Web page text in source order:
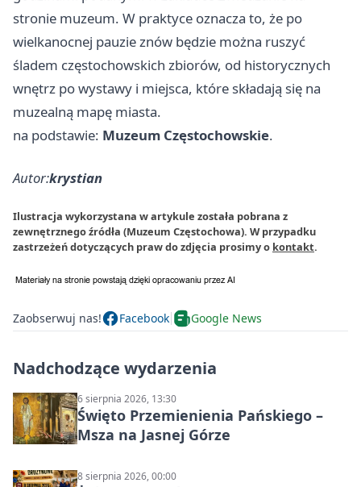
stronie muzeum. W praktyce oznacza to, że po
wielkanocnej pauzie znów będzie można ruszyć
śladem częstochowskich zbiorów, od historycznych
wnętrz po wystawy i miejsca, które składają się na
muzealną mapę miasta.
na podstawie: Muzeum Częstochowskie.
Autor:krystian
Ilustracja wykorzystana w artykule została pobrana z
zewnętrznego źródła (Muzeum Częstochowa). W przypadku
zastrzeżeń dotyczących praw do zdjęcia prosimy o kontakt.
Zaobserwuj nas! Facebook Google News
Nadchodzące wydarzenia
6 sierpnia 2026, 13:30
Święto Przemienienia Pańskiego –
Msza na Jasnej Górze
8 sierpnia 2026, 00:00